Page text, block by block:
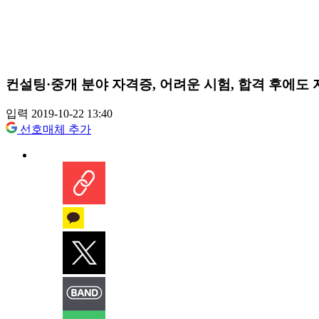
컨설팅·중개 분야 자격증, 어려운 시험, 합격 후에도
입력 2019-10-22 13:40
선호매체 추가